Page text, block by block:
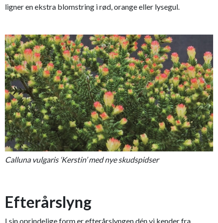
ligner en ekstra blomstring i rød, orange eller lysegul.
Calluna vulgaris ‘Kerstin’ med nye skudspidser
Efterårslyng
I sin oprindelige form er efterårslyngen dén vi kender fra